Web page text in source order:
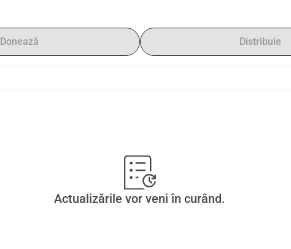
Donează Distribuie
Actualizările vor veni în curând.